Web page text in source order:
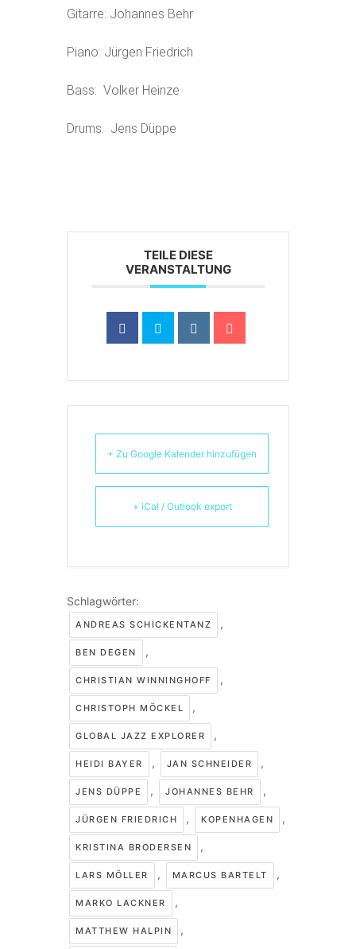
Gitarre: Johannes Behr
Piano: Jürgen Friedrich
Bass: Volker Heinze
Drums: Jens Düppe
TEILE DIESE
VERANSTALTUNG
+ Zu Google Kalender hinzufügen
+ iCal / Outlook export
Schlagwörter:
ANDREAS SCHICKENTANZ ,
BEN DEGEN ,
CHRISTIAN WINNINGHOFF ,
CHRISTOPH MÖCKEL ,
GLOBAL JAZZ EXPLORER ,
HEIDI BAYER , JAN SCHNEIDER ,
JENS DÜPPE , JOHANNES BEHR ,
JÜRGEN FRIEDRICH , KOPENHAGEN ,
KRISTINA BRODERSEN ,
LARS MÖLLER , MARCUS BARTELT ,
MARKO LACKNER ,
MATTHEW HALPIN ,